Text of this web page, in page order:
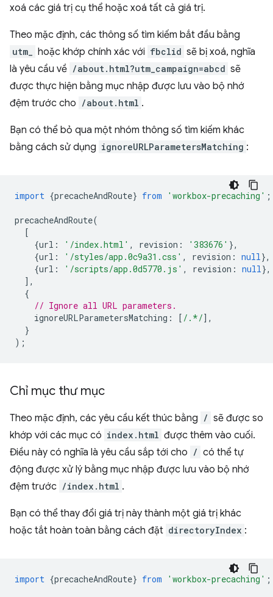
xoá các giá trị cụ thể hoặc xoá tất cả giá trị.
Theo mặc định, các thông số tìm kiếm bắt đầu bằng
utm_ hoặc khớp chính xác với fbclid sẽ bị xoá, nghĩa
là yêu cầu về /about.html?utm_campaign=abcd sẽ
được thực hiện bằng mục nhập được lưu vào bộ nhớ
đệm trước cho /about.html .
Bạn có thể bỏ qua một nhóm thông số tìm kiếm khác
bằng cách sử dụng ignoreURLParametersMatching :
import {precacheAndRoute} from 'workbox-precaching' ;
precacheAndRoute(
[
{url : '/index.html' , revision : '383676' },
{url : '/styles/app.0c9a31.css' , revision : null},
{url : '/scripts/app.0d5770.js' , revision : null},
],
{
// Ignore all URL parameters.
ignoreURLParametersMatching : [ /.*/],
}
);
Chỉ mục thư mục
Theo mặc định, các yêu cầu kết thúc bằng / sẽ được so
khớp với các mục có index.html được thêm vào cuối.
Điều này có nghĩa là yêu cầu sắp tới cho / có thể tự
động được xử lý bằng mục nhập được lưu vào bộ nhớ
đệm trước /index.html .
Bạn có thể thay đổi giá trị này thành một giá trị khác
hoặc tắt hoàn toàn bằng cách đặt directoryIndex :
import {precacheAndRoute} from 'workbox-precaching' ;